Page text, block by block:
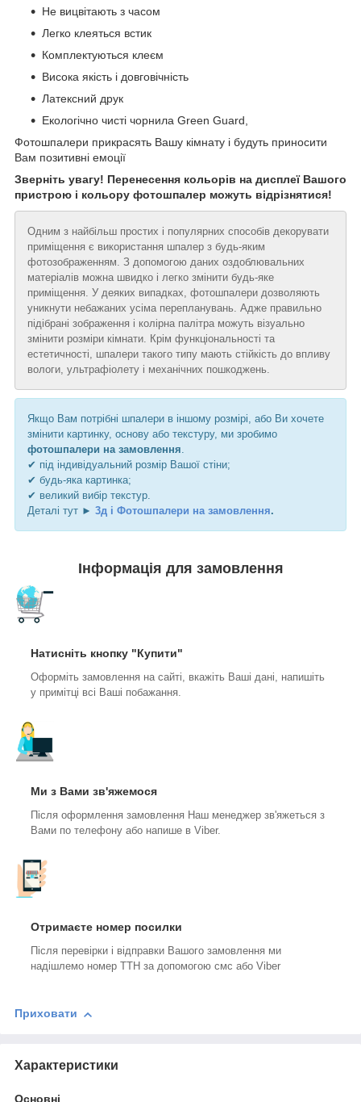
Не вицвітають з часом
Легко клеяться встик
Комплектуються клеєм
Висока якість і довговічність
Латексний друк
Екологічно чисті чорнила Green Guard,
Фотошпалери прикрасять Вашу кімнату і будуть приносити
Вам позитивні емоції
Зверніть увагу! Перенесення кольорів на дисплеї Вашого
пристрою і кольору фотошпалер можуть відрізнятися!
Одним з найбільш простих і популярних способів декорувати
приміщення є використання шпалер з будь-яким
фотозображенням. З допомогою даних оздоблювальних
матеріалів можна швидко і легко змінити будь-яке
приміщення. У деяких випадках, фотошпалери дозволяють
уникнути небажаних усіма перепланувань. Адже правильно
підібрані зображення і колірна палітра можуть візуально
змінити розміри кімнати. Крім функціональності та
естетичності, шпалери такого типу мають стійкість до впливу
вологи, ультрафіолету і механічних пошкоджень.
Якщо Вам потрібні шпалери в іншому розмірі, або Ви хочете
змінити картинку, основу або текстуру, ми зробимо
фотошпалери на замовлення
✔ під індивідуальний розмір Вашої стіни;
✔ будь-яка картинка;
✔ великий вибір текстур.
Деталі тут ► 3д і Фотошпалери на замовлення.
Інформація для замовлення
Натисніть кнопку "Купити"
Оформіть замовлення на сайті, вкажіть Ваші дані, напишіть
у примітці всі Ваші побажання.
Ми з Вами зв'яжемося
Після оформлення замовлення Наш менеджер зв'яжеться з
Вами по телефону або напише в Viber.
Отримаєте номер посилки
Після перевірки і відправки Вашого замовлення ми
надішлемо номер ТТН за допомогою смс або Viber
Приховати
Характеристики
Основні